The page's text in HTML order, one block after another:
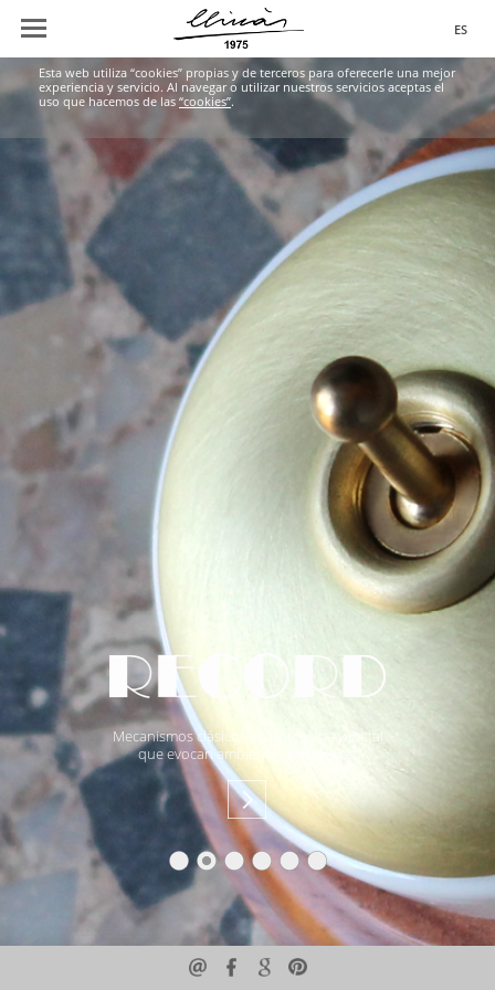
ES
Mecanismos clásicos en porcelana y metal
que evocan ambientes señoriales.
Esta web utiliza “cookies” propias y de terceros para oferecerle una mejor
experiencia y servicio. Al navegar o utilizar nuestros servicios aceptas el
uso que hacemos de las “cookies”.